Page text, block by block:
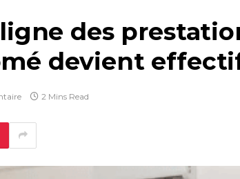
des
devient
2 Mins Read